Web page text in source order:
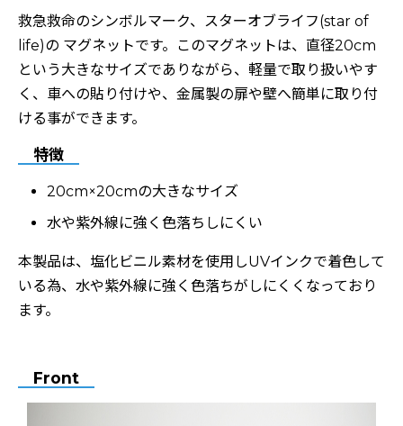
救急救命のシンボルマーク、スターオブライフ(star of
life)の マグネットです。このマグネットは、直径20cm
という大きなサイズでありながら、軽量で取り扱いやす
く、車への貼り付けや、金属製の扉や壁へ簡単に取り付
ける事ができます。
特徴
20cm×20cmの大きなサイズ
水や紫外線に強く色落ちしにくい
本製品は、塩化ビニル素材を使用しUVインクで着色して
いる為、水や紫外線に強く色落ちがしにくくなっており
ます。
Front